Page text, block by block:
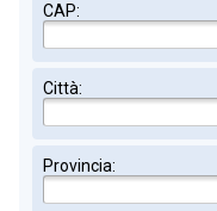
CAP:
Città:
Provincia: